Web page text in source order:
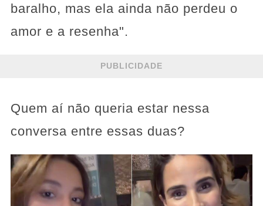
baralho, mas ela ainda não perdeu o
amor e a resenha".
PUBLICIDADE
Quem aí não queria estar nessa
conversa entre essas duas?